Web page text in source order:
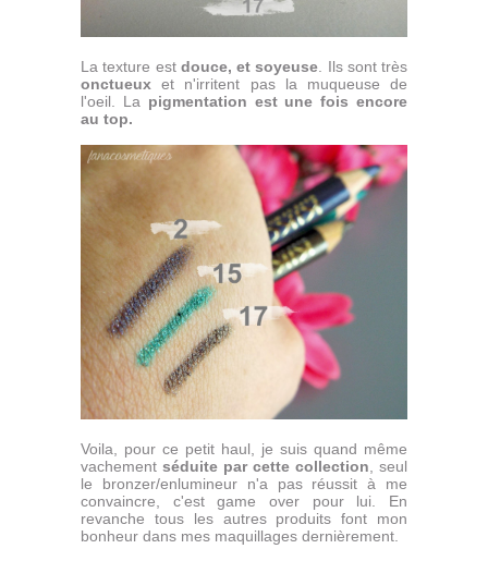
La texture est douce, et soyeuse. Ils sont très
onctueux et n'irritent pas la muqueuse de
l'oeil. La pigmentation est une fois encore
au top.
Voila, pour ce petit haul, je suis quand même
vachement séduite par cette collection , seul
le bronzer/enlumineur n'a pas réussit à me
convaincre, c'est game over pour lui. En
revanche tous les autres produits font mon
bonheur dans mes maquillages dernièrement.